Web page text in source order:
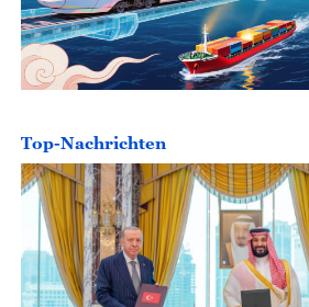
Top-Nachrichten